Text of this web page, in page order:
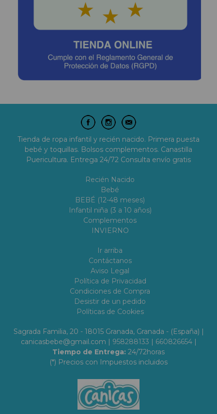
Tienda de ropa infantil y recién nacido. Primera puesta
bebé y toquillas. Bolsos complementos. Canastilla
Puericultura. Entrega 24/72 Consulta envío gratis
Recién Nacido
Bebé
BEBÉ (12-48 meses)
Infantil niña (3 a 10 años)
Complementos
INVIERNO
Ir arriba
Contáctanos
Aviso Legal
Política de Privacidad
Condiciones de Compra
Desistir de un pedido
Políticas de Cookies
Sagrada Familia, 20 - 18015 Granada, Granada - (España) |
canicasbebe@gmail.com | 958288133 | 660826654|
Tiempo de Entrega: 24/72horas
(*) Precios con Impuestos incluidos